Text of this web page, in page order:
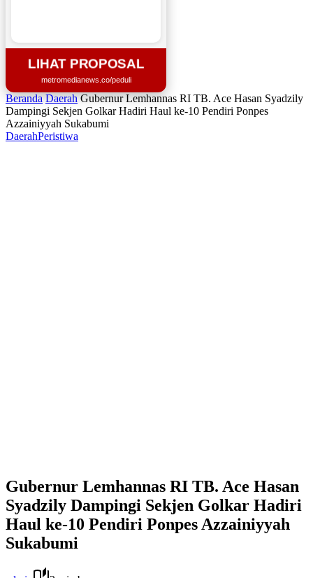
LIHAT PROPOSAL
metromedianews.co/peduli
Beranda Daerah Gubernur Lemhannas RI TB. Ace Hasan Syadzily
Dampingi Sekjen Golkar Hadiri Haul ke-10 Pendiri Ponpes
Azzainiyyah Sukabumi
DaerahPeristiwa
Gubernur Lemhannas RI TB. Ace Hasan
Syadzily Dampingi Sekjen Golkar Hadiri
Haul ke-10 Pendiri Ponpes Azzainiyyah
Sukabumi